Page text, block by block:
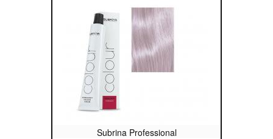
Subrina Professional